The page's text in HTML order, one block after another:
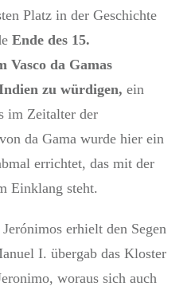
Platz in der Geschichte
Ende des 15.
Vasco da Gamas
zu würdigen, ein
im Zeitalter der
da Gama wurde hier ein
errichtet, das mit der
Einklang steht.
erhielt den Segen
I. übergab das Kloster
woraus sich auch